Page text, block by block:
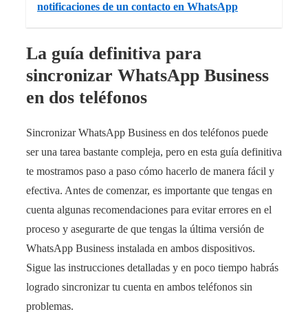
notificaciones de un contacto en WhatsApp
La guía definitiva para
sincronizar WhatsApp Business
en dos teléfonos
Sincronizar WhatsApp Business en dos teléfonos puede
ser una tarea bastante compleja, pero en esta guía definitiva
te mostramos paso a paso cómo hacerlo de manera fácil y
efectiva. Antes de comenzar, es importante que tengas en
cuenta algunas recomendaciones para evitar errores en el
proceso y asegurarte de que tengas la última versión de
WhatsApp Business instalada en ambos dispositivos.
Sigue las instrucciones detalladas y en poco tiempo habrás
logrado sincronizar tu cuenta en ambos teléfonos sin
problemas.